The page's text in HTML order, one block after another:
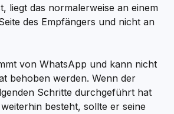
liegt das normalerweise an einem
des Empfängers und nicht an
von WhatsApp und kann nicht
behoben werden. Wenn der
Schritte durchgeführt hat
besteht, sollte er seine